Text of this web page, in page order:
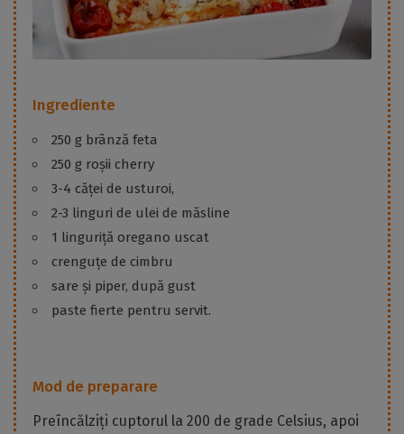
Ingrediente
250 g brânză feta
250 g roșii cherry
3-4 căței de usturoi,
2-3 linguri de ulei de măsline
1 linguriță oregano uscat
crenguțe de cimbru
sare și piper, după gust
paste fierte pentru servit.
Mod de preparare
Preîncălziți cuptorul la 200 de grade Celsius, apoi